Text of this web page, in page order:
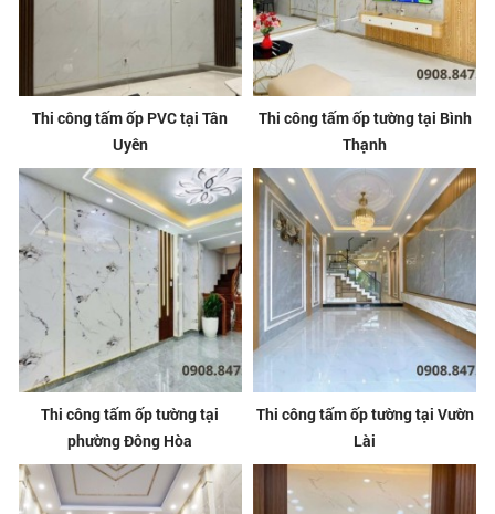
Thi công tấm ốp PVC tại Tân
Uyên
Thi công tấm ốp tường tại Bình
Thạnh
Thi công tấm ốp tường tại
phường Đông Hòa
Thi công tấm ốp tường tại Vườn
Lài